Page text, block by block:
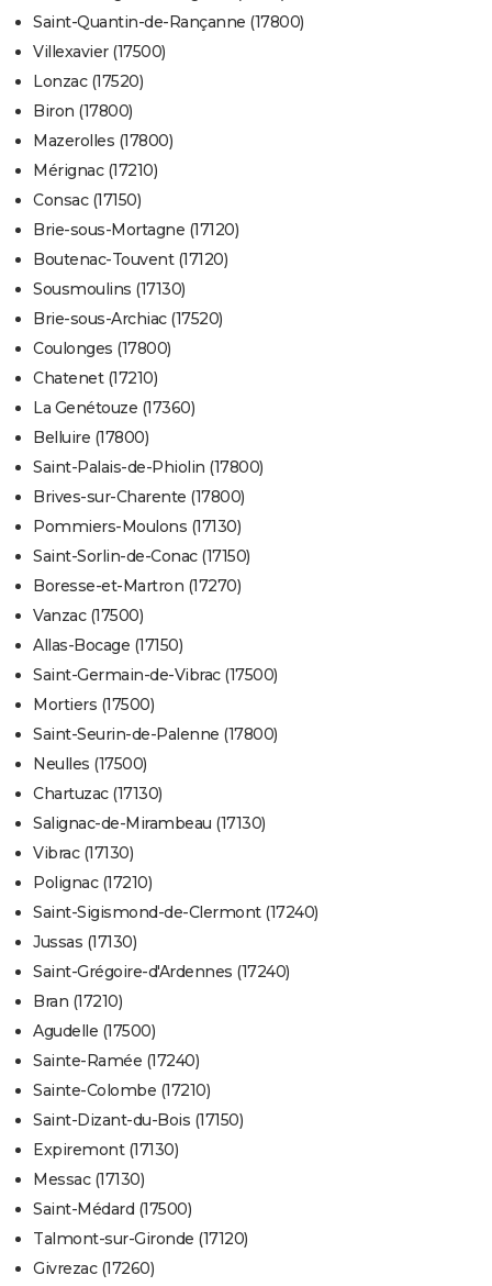
Saint-Quantin-de-Rançanne (17800)
Villexavier (17500)
Lonzac (17520)
Biron (17800)
Mazerolles (17800)
Mérignac (17210)
Consac (17150)
Brie-sous-Mortagne (17120)
Boutenac-Touvent (17120)
Sousmoulins (17130)
Brie-sous-Archiac (17520)
Coulonges (17800)
Chatenet (17210)
La Genétouze (17360)
Belluire (17800)
Saint-Palais-de-Phiolin (17800)
Brives-sur-Charente (17800)
Pommiers-Moulons (17130)
Saint-Sorlin-de-Conac (17150)
Boresse-et-Martron (17270)
Vanzac (17500)
Allas-Bocage (17150)
Saint-Germain-de-Vibrac (17500)
Mortiers (17500)
Saint-Seurin-de-Palenne (17800)
Neulles (17500)
Chartuzac (17130)
Salignac-de-Mirambeau (17130)
Vibrac (17130)
Polignac (17210)
Saint-Sigismond-de-Clermont (17240)
Jussas (17130)
Saint-Grégoire-d'Ardennes (17240)
Bran (17210)
Agudelle (17500)
Sainte-Ramée (17240)
Sainte-Colombe (17210)
Saint-Dizant-du-Bois (17150)
Expiremont (17130)
Messac (17130)
Saint-Médard (17500)
Talmont-sur-Gironde (17120)
Givrezac (17260)